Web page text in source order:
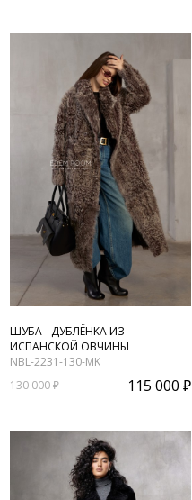
ШУБА - ДУБЛЁНКА ИЗ
ИСПАНСКОЙ ОВЧИНЫ
NBL-2231-130-MK
130 000 ₽
115 000 ₽